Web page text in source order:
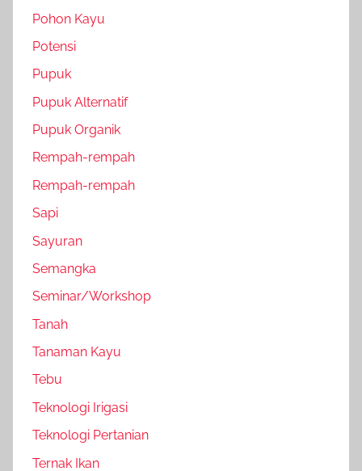
Pohon Kayu
Potensi
Pupuk
Pupuk Alternatif
Pupuk Organik
Rempah-rempah
Rempah-rempah
Sapi
Sayuran
Semangka
Seminar/Workshop
Tanah
Tanaman Kayu
Tebu
Teknologi Irigasi
Teknologi Pertanian
Ternak Ikan